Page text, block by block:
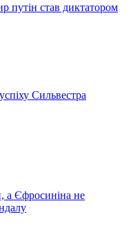
путін став диктатором
Сильвестра
а Єфросиніна не